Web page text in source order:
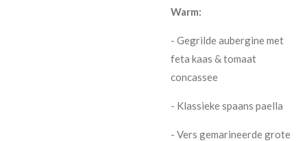
Warm:
- Gegrilde aubergine met
feta kaas & tomaat
concassee
- Klassieke spaans paella
- Vers gemarineerde grote